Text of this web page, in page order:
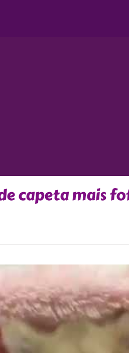
capeta mais